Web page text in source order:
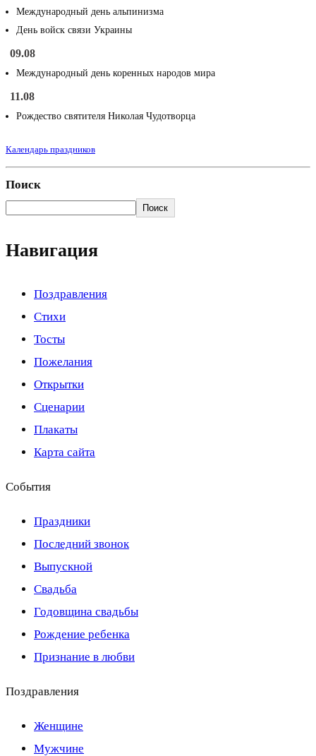
Международный день альпинизма
День войск связи Украины
09.08
Международный день коренных народов мира
11.08
Рождество святителя Николая Чудотворца
Календарь праздников
Поиск
Поиск
Навигация
Поздравления
Стихи
Тосты
Пожелания
Открытки
Сценарии
Плакаты
Карта сайта
События
Праздники
Последний звонок
Выпускной
Свадьба
Годовщина свадьбы
Рождение ребенка
Признание в любви
Поздравления
Женщине
Мужчине